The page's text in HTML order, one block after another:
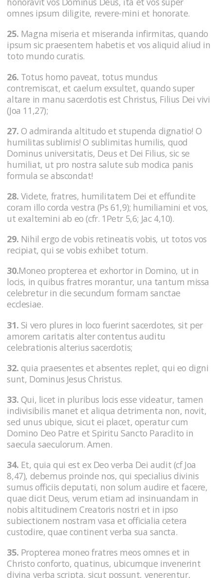
omnes ipsum diligite, revere-mini et honorate.
25. Magna miseria et miseranda infirmitas, quando
ipsum sic praesentem habetis et vos aliquid aliud in
toto mundo curatis.
26. Totus homo paveat, totus mundus
contremiscat, et caelum exsultet, quando super
altare in manu sacerdotis est Christus, Filius Dei vivi
(Joa 11,27);
27. O admiranda altitudo et stupenda dignatio! O
humilitas sublimis! O sublimitas humilis, quod
Dominus universitatis, Deus et Dei Filius, sic se
humiliat, ut pro nostra salute sub modica panis
formula se abscondat!
28. Videte, fratres, humilitatem Dei et effundite
coram illo corda vestra (Ps 61,9); humiliamini et vos,
ut exaltemini ab eo (cfr. 1Petr 5,6; Jac 4,10).
29. Nihil ergo de vobis retineatis vobis, ut totos vos
recipiat, qui se vobis exhibet totum.
30.Moneo propterea et exhortor in Domino, ut in
locis, in quibus fratres morantur, una tantum missa
celebretur in die secundum formam sanctae
ecclesiae.
31. Si vero plures in loco fuerint sacerdotes, sit per
amorem caritatis alter contentus auditu
celebrationis alterius sacerdotis;
32. quia praesentes et absentes replet, qui eo digni
sunt, Dominus Jesus Christus.
33. Qui, licet in pluribus locis esse videatur, tamen
indivisibilis manet et aliqua detrimenta non, novit,
sed unus ubique, sicut ei placet, operatur cum
Domino Deo Patre et Spiritu Sancto Paraclito in
saecula saeculorum. Amen.
34. Et, quia qui est ex Deo verba Dei audit (cf Joa
8,47), debemus proinde nos, qui specialius divinis
sumus officiis deputati, non solum audire et facere,
quae dicit Deus, verum etiam ad insinuandam in
nobis altitudinem Creatoris nostri et in ipso
subiectionem nostram vasa et officialia cetera
custodire, quae continent verba sua sancta.
35. Propterea moneo fratres meos omnes et in
Christo conforto, quatinus, ubicumque invenerint
divina verba scripta, sicut possunt, venerentur,